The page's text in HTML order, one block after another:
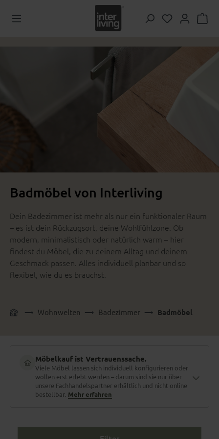
Zum Hauptinhalt springen
Du hast 0
Badmöbel von Interliving
Dein Badezimmer ist mehr als nur ein funktionaler Raum
– es ist dein Rückzugsort, deine Wohlfühlzone. Ob
modern, minimalistisch oder natürlich warm – hier
findest du Möbel, die zu deinem Alltag und deinem
Geschmack passen. Alles individuell planbar und so
flexibel, wie du es brauchst.
Wohnwelten Badezimmer Badmöbel
Möbelkauf ist Vertrauenssache.
Viele Möbel lassen sich individuell konfigurieren oder
wollen erst erlebt werden – darum sind sie nur über
unsere Fachhandelspartner erhältlich und nicht online
bestellbar. Mehr erfahren